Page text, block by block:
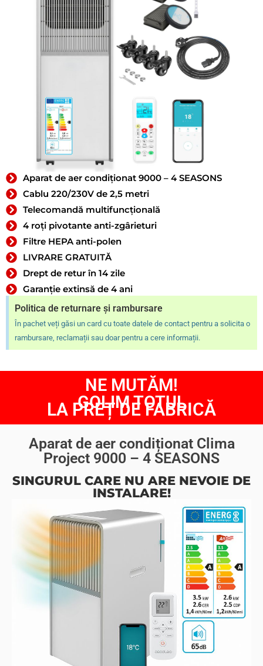
Aparat de aer condiționat 9000 – 4 SEASONS
Cablu 220/230V de 2,5 metri
Telecomandă multifuncțională
4 roți pivotante anti-zgârieturi
Filtre HEPA anti-polen
LIVRARE GRATUITĂ
Drept de retur în 14 zile
Garanție extinsă de 4 ani
Politica de returnare și rambursare
În pachet veți găsi un card cu toate datele de contact pentru a solicita o
rambursare, reclamații sau doar pentru a cere informații.
NE MUTĂM!
GOLIM TOTUL
LA PREȚ DE FABRICĂ
Aparat de aer condiționat Clima
Project 9000 – 4 SEASONS
SINGURUL CARE NU ARE NEVOIE DE
INSTALARE!